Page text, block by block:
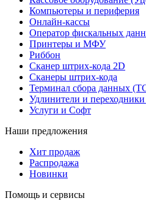
Компьютеры и периферия
Онлайн-кассы
Оператор фискальных
Принтеры и МФУ
Риббон
Сканер штрих-кода 2D
Сканеры штрих-кода
Терминал сбора данных
Удлинители и переходники
Услуги и Софт
Наши предложения
Хит продаж
Распродажа
Новинки
Помощь и сервисы